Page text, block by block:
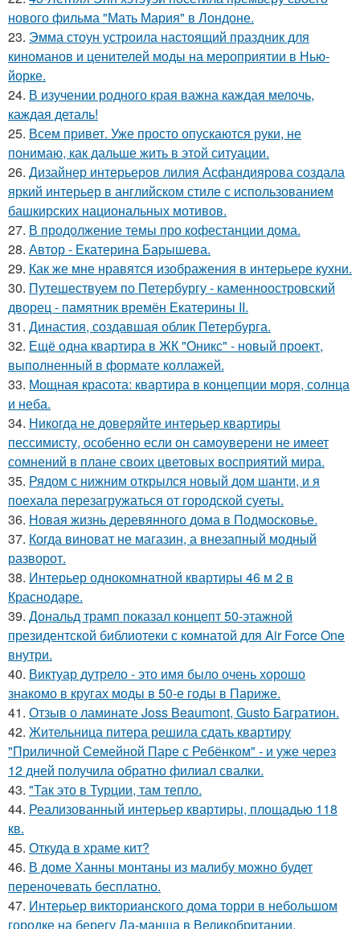
нового фильма "Мать Мария" в Лондоне.
23. Эмма стоун устроила настоящий праздник для
киноманов и ценителей моды на мероприятии в Нью-
йорке.
24. В изучении родного края важна каждая мелочь,
каждая деталь!
25. Всем привет. Уже просто опускаются руки, не
понимаю, как дальше жить в этой ситуации.
26. Дизайнер интерьеров лилия Асфандиярова создала
яркий интерьер в английском стиле с использованием
башкирских национальных мотивов.
27. В продолжение темы про кофестанции дома.
28. Автор - Екатерина Барышева.
29. Как же мне нравятся изображения в интерьере кухни.
30. Путешествуем по Петербургу - каменноостровский
дворец - памятник времён Екатерины II.
31. Династия, создавшая облик Петербурга.
32. Ещё одна квартира в ЖК "Оникс" - новый проект,
выполненный в формате коллажей.
33. Мощная красота: квартира в концепции моря, солнца
и неба.
34. Никогда не доверяйте интерьер квартиры
пессимисту, особенно если он самоуверени не имеет
сомнений в плане своих цветовых восприятий мира.
35. Рядом с нижним открылся новый дом шанти, и я
поехала перезагружаться от городской суеты.
36. Новая жизнь деревянного дома в Подмосковье.
37. Когда виноват не магазин, а внезапный модный
разворот.
38. Интерьер однокомнатной квартиры 46 м 2 в
Краснодаре.
39. Дональд трамп показал концепт 50-этажной
президентской библиотеки с комнатой для Air Force One
внутри.
40. Виктуар дутрело - это имя было очень хорошо
знакомо в кругах моды в 50-е годы в Париже.
41. Отзыв о ламинате Joss Beaumont, Gusto Багратион.
42. Жительница питера решила сдать квартиру
"Приличной Семейной Паре с Ребёнком" - и уже через
12 дней получила обратно филиал свалки.
43. "Так это в Турции, там тепло.
44. Реализованный интерьер квартиры, площадью 118
кв.
45. Откуда в храме кит?
46. В доме Ханны монтаны из малибу можно будет
переночевать бесплатно.
47. Интерьер викторианского дома торри в небольшом
городке на берегу Ла-манша в Великобритании.